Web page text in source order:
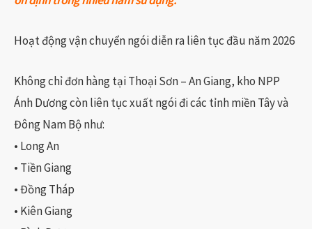
Hoạt động vận chuyển ngói diễn ra liên tục đầu năm 2026
Không chỉ đơn hàng tại Thoại Sơn – An Giang, kho NPP
Ánh Dương còn liên tục xuất ngói đi các tỉnh miền Tây và
Đông Nam Bộ như:
• Long An
• Tiền Giang
• Đồng Tháp
• Kiên Giang